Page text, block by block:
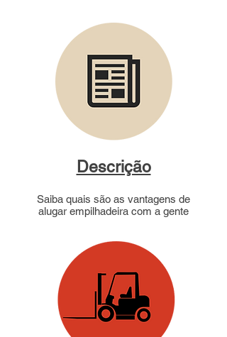
Descrição
Saiba quais são as vantagens de
alugar empilhadeira com a gente